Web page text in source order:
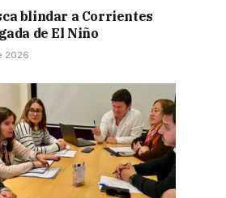
blindar a Corrientes
de El Niño
2026